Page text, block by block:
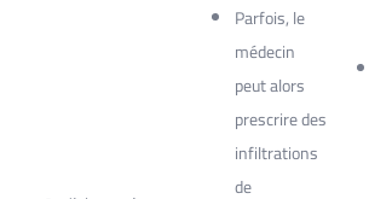
Parfois, le
médecin
peut alors
prescrire des
infiltrations
de